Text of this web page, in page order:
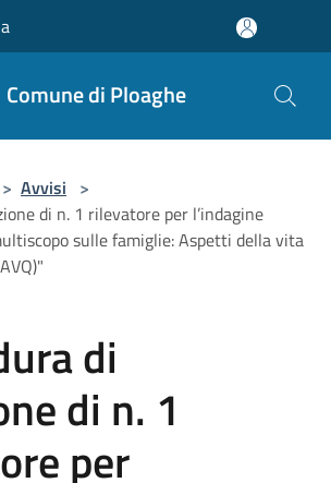
Comune di Ploaghe
> Avvisi >
di n. 1 rilevatore per l’indagine
sulle famiglie: Aspetti della vita
di
di n. 1
per